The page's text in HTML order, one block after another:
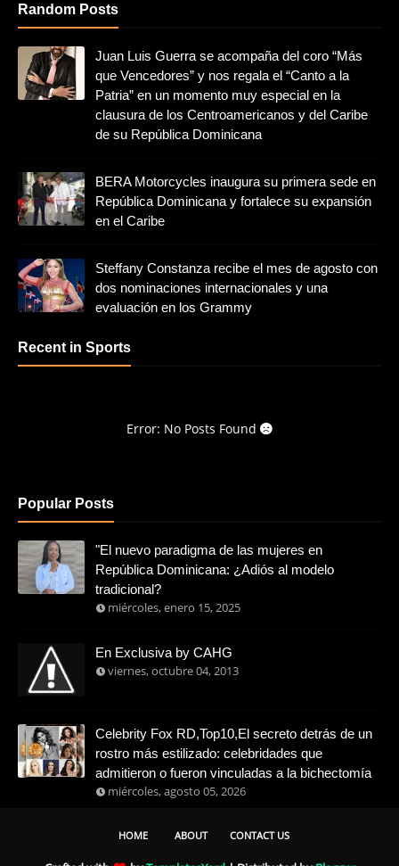
Random Posts
Juan Luis Guerra se acompaña del coro “Más
que Vencedores” y nos regala el “Canto a la
Patria” en un momento muy especial en la
clausura de los Centroamericanos y del Caribe
de su República Dominicana
BERA Motorcycles inaugura su primera sede en
República Dominicana y fortalece su expansión
en el Caribe
Steffany Constanza recibe el mes de agosto con
dos nominaciones internacionales y una
evaluación en los Grammy
Recent in Sports
Error: No Posts Found
Popular Posts
"El nuevo paradigma de las mujeres en
República Dominicana: ¿Adiós al modelo
tradicional?
miércoles, enero 15, 2025
En Exclusiva by CAHG
viernes, octubre 04, 2013
Celebrity Fox RD,Top10,El secreto detrás de un
rostro más estilizado: celebridades que
admitieron o fueron vinculadas a la bichectomía
miércoles, agosto 05, 2026
HOME ABOUT CONTACT US